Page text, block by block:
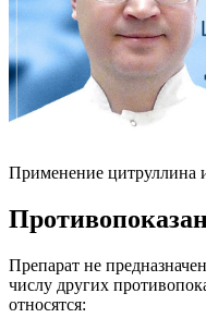
Применение цитруллина
Препарат не
числу других
относятся: